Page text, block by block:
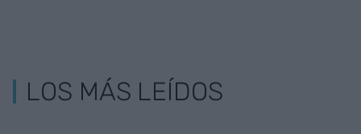
LOS MÁS LEÍDOS